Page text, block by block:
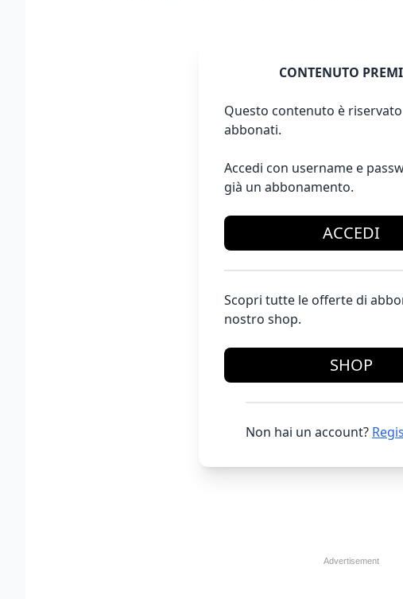
CONTENUTO
Questo contenuto è
abbonati.
Accedi con username e
già un abbonamento.
ACCEDI
Scopri tutte le offerte di
nostro shop.
SHOP
Non hai un account?